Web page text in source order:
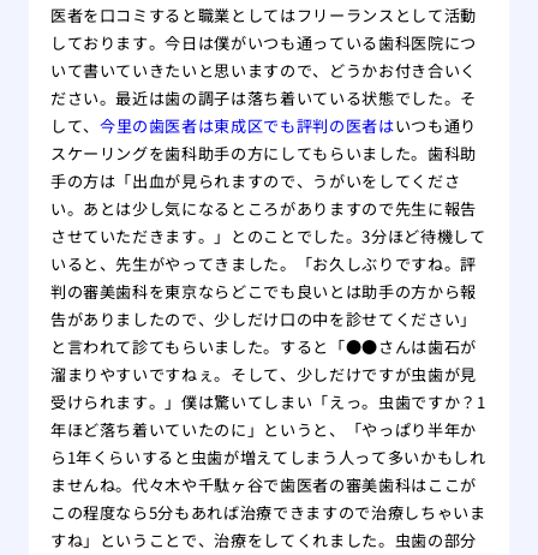
医者を口コミすると職業としてはフリーランスとして活動
しております。今日は僕がいつも通っている歯科医院につ
いて書いていきたいと思いますので、どうかお付き合いく
ださい。最近は歯の調子は落ち着いている状態でした。そ
して、 今里の歯医者は東成区でも評判の医者はいつも通り
スケーリングを歯科助手の方にしてもらいました。歯科助
手の方は「出血が見られますので、うがいをしてくださ
い。あとは少し気になるところがありますので先生に報告
させていただきます。」とのことでした。3分ほど待機して
いると、先生がやってきました。「お久しぶりですね。評
判の審美歯科を東京ならどこでも良いとは助手の方から報
告がありましたので、少しだけ口の中を診せてください」
と言われて診てもらいました。すると「●●さんは歯石が
溜まりやすいですねぇ。そして、少しだけですが虫歯が見
受けられます。」僕は驚いてしまい「えっ。虫歯ですか？1
年ほど落ち着いていたのに」というと、「やっぱり半年か
ら1年くらいすると虫歯が増えてしまう人って多いかもしれ
ませんね。代々木や千駄ヶ谷で歯医者の審美歯科はここが
この程度なら5分もあれば治療できますので治療しちゃいま
すね」ということで、治療をしてくれました。虫歯の部分